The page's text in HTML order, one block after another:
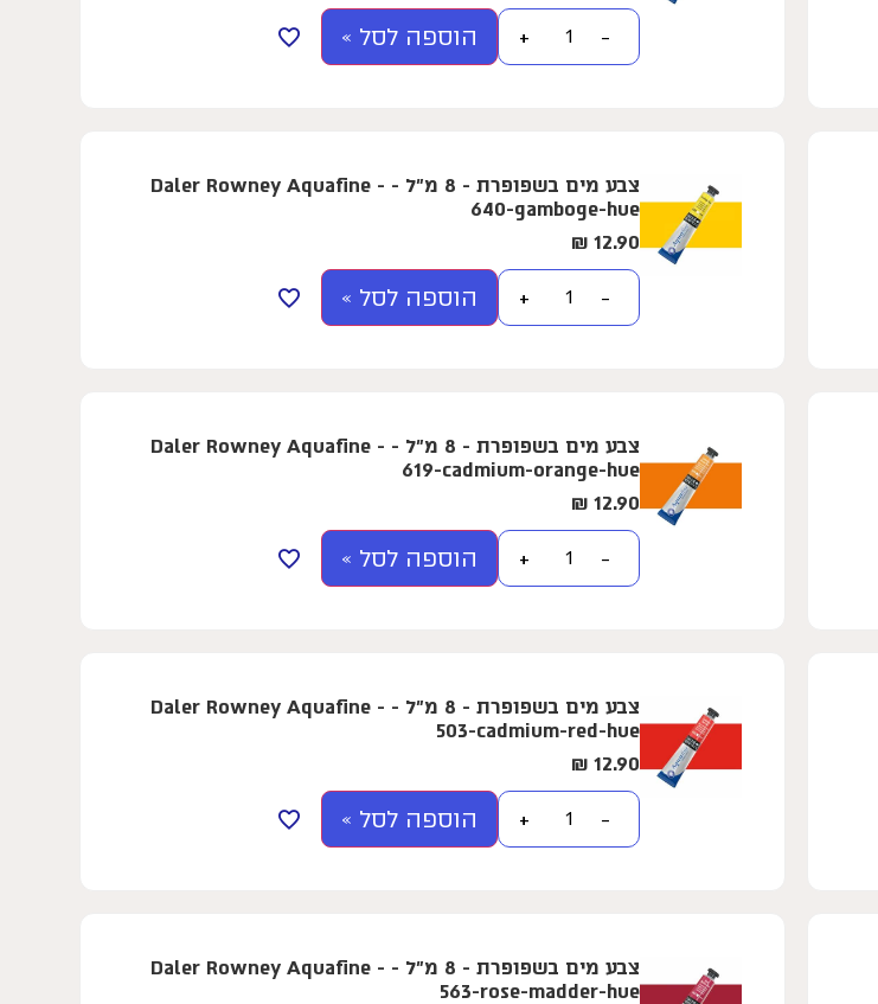
הוספה לסל » −
+
צבע מים בשפופרת - 8 מ"ל - Daler Rowney Aquafine -
640-gamboge-hue
12.90
₪
הוספה לסל » −
+
צבע מים בשפופרת - 8 מ"ל - Daler Rowney Aquafine -
619-cadmium-orange-hue
12.90
₪
הוספה לסל » −
+
צבע מים בשפופרת - 8 מ"ל - Daler Rowney Aquafine -
503-cadmium-red-hue
12.90
₪
הוספה לסל » −
+
צבע מים בשפופרת - 8 מ"ל - Daler Rowney Aquafine -
563-rose-madder-hue